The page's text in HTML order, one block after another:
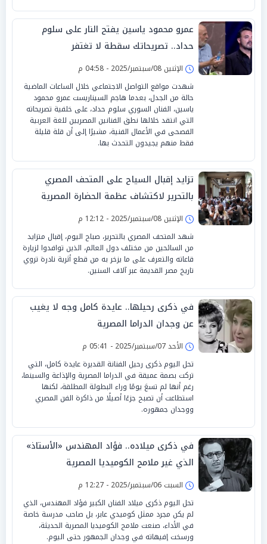
عمرو محمود ياسين يفتح النار على سلوم
حداد.. تصريحاتك سقطة لا تغتفر
الإثنين 08/سبتمبر/2025 - 04:58 م
شهدت مواقع التواصل الاجتماعي خلال الساعات الماضية
حالة من الجدل، بعدما هاجم السيناريست عمرو محمود
ياسين، الفنان السوري سلوم حداد، على خلفية تصريحاته
التي انتقد خلالها نطق الفنانين المصريين للغة العربية
الفصحى في الأعمال الفنية، مشيرًا إلى أن قلة قليلة
فقط منهم يجيدون التحدث بها.
تزايد إقبال السياح على المتحف المصري
بالتحرير لاكتشاف عظمة الحضارة المصرية
الإثنين 08/سبتمبر/2025 - 12:12 م
شهد المتحف المصري بالتحرير، صباح اليوم، إقبال متزايد
من السائحين من مختلف دول العالم، الذين توافدوا لزيارة
قاعاته والتعرف على ما يزخر به من قطع أثرية نادرة تروي
تاريخ مصر القديمة عبر آلاف السنين.
في ذكرى رحيلها.. عايدة كامل وجه لا يغيب
عن وجدان الدراما المصرية
الأحد 07/سبتمبر/2025 - 05:41 م
تحل اليوم ذكرى رحيل الفنانة القديرة عايدة كامل، التي
تركت بصمة عميقة في الدراما المصرية والإذاعة والسينما،
رغم أنها لم تسعَ يومًا وراء البطولة المطلقة، لكنها
استطاعت أن تصبح جزءًا أصيلًا من ذاكرة الفن المصري
ووجدان جمهوره.
في ذكرى ميلاده.. فؤاد المهندس «الأستاذ»
الذي غير ملامح الكوميديا المصرية
السبت 06/سبتمبر/2025 - 12:27 م
تحل اليوم ذكرى ميلاد الفنان الكبير فؤاد المهندس، الذي
لم يكن مجرد ممثل كوميدي عابر، بل صاحب مدرسة خاصة
في الأداء، صنعت ملامح الكوميديا المصرية الحديثة،
ورسخت إفيهاته في وجدان الجمهور حتى اليوم.